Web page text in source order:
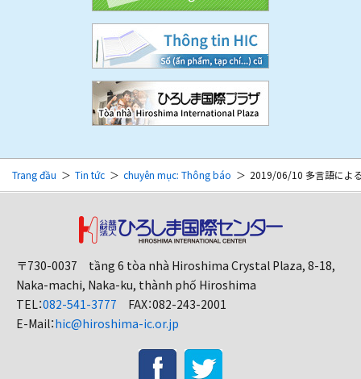
Trang đầu Tin tức chuyên mục: Thông báo 2019/06/10 多言語によ
〒730-0037 tầng 6 tòa nhà Hiroshima Crystal Plaza, 8-18,
Naka-machi, Naka-ku, thành phố Hiroshima
TEL：082-541-3777 FAX：082-243-2001
E-Mail：hic@hiroshima-ic.or.jp